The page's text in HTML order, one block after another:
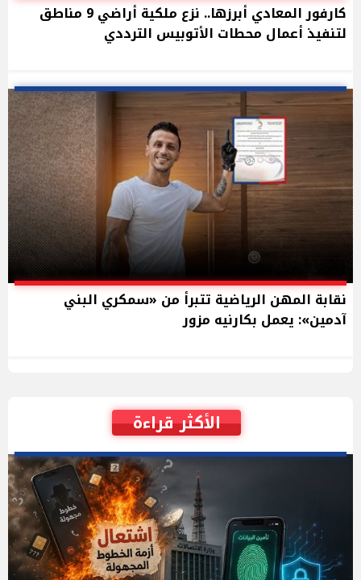
كارفور المعادي أبرزها.. نزع ملكية أراضي 9 مناطق
لتنفيذ أعمال محطات الأتوبيس الترددي
نقابة المهن الرياضية تتبرأ من «سمكري البني
آدمين»: يعمل بكارنيه مزور
الأكثر قراءة